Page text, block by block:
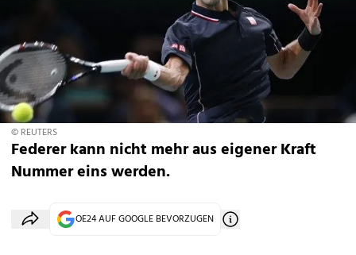
© REUTERS
Federer kann nicht mehr aus eigener Kraft
Nummer eins werden.
OE24 AUF GOOGLE BEVORZUGEN